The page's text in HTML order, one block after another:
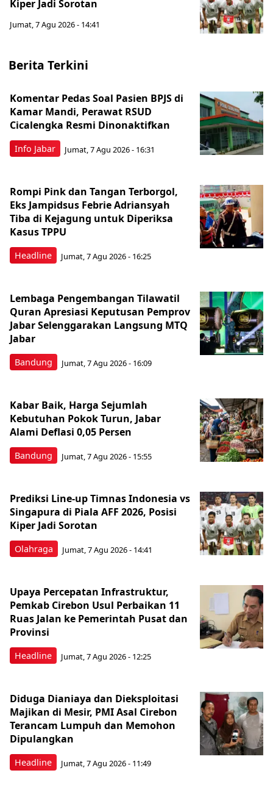
Kiper Jadi Sorotan
Jumat, 7 Agu 2026 - 14:41
Berita Terkini
Info Jabar
Komentar Pedas Soal Pasien BPJS di
Kamar Mandi, Perawat RSUD
Cicalengka Resmi Dinonaktifkan
Jumat, 7 Agu 2026 - 16:31
Headline
Rompi Pink dan Tangan Terborgol,
Eks Jampidsus Febrie Adriansyah
Tiba di Kejagung untuk Diperiksa
Kasus TPPU
Jumat, 7 Agu 2026 - 16:25
Bandung
Lembaga Pengembangan Tilawatil
Quran Apresiasi Keputusan Pemprov
Jabar Selenggarakan Langsung MTQ
Jabar
Jumat, 7 Agu 2026 - 16:09
Bandung
Kabar Baik, Harga Sejumlah
Kebutuhan Pokok Turun, Jabar
Alami Deflasi 0,05 Persen
Jumat, 7 Agu 2026 - 15:55
Olahraga
Prediksi Line-up Timnas Indonesia vs
Singapura di Piala AFF 2026, Posisi
Kiper Jadi Sorotan
Jumat, 7 Agu 2026 - 14:41
Headline
Upaya Percepatan Infrastruktur,
Pemkab Cirebon Usul Perbaikan 11
Ruas Jalan ke Pemerintah Pusat dan
Provinsi
Jumat, 7 Agu 2026 - 12:25
Headline
Diduga Dianiaya dan Dieksploitasi
Majikan di Mesir, PMI Asal Cirebon
Terancam Lumpuh dan Memohon
Dipulangkan
Jumat, 7 Agu 2026 - 11:49